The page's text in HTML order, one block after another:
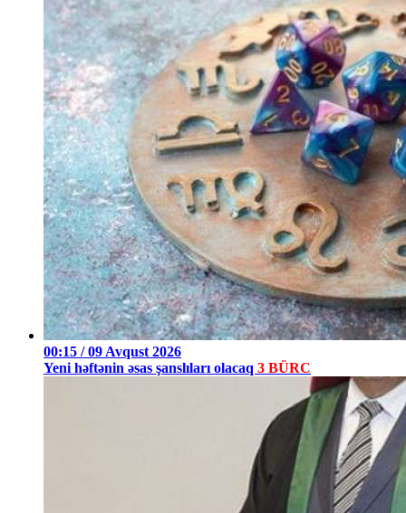
00:15 / 09 Avqust 2026
Yeni həftənin əsas şanslıları olacaq 3 BÜRC